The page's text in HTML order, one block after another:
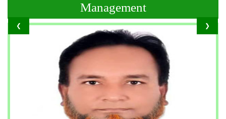
❮ ❯
Management